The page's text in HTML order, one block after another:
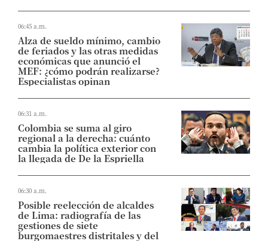
06:45 a.m.
Alza de sueldo mínimo, cambio
de feriados y las otras medidas
económicas que anunció el
MEF: ¿cómo podrán realizarse?
Especialistas opinan
06:31 a.m.
Colombia se suma al giro
regional a la derecha: cuánto
cambia la política exterior con
la llegada de De la Espriella
06:30 a.m.
Posible reelección de alcaldes
de Lima: radiografía de las
gestiones de siete
burgomaestres distritales y del